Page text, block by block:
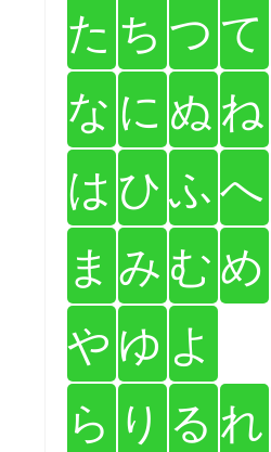
た ち つ て
な に ぬ ね
は ひふへ
ま み むめ
や ゆ よ
ら り る れ